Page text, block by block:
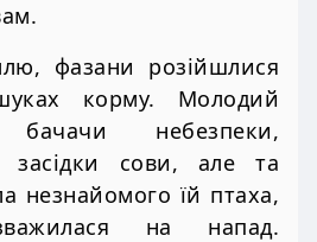
фазани розійшлися
корму. Молодий
небезпеки,
засідки сови, але та
незнайомого їй птаха,
на напад.